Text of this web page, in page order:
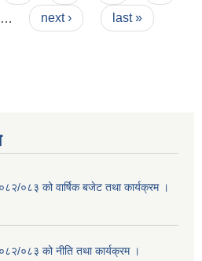
next › last »
०८३ को वार्षिक बजेट तथा कार्यक्रम ।
०८३ को नीति तथा कार्यक्रम ।